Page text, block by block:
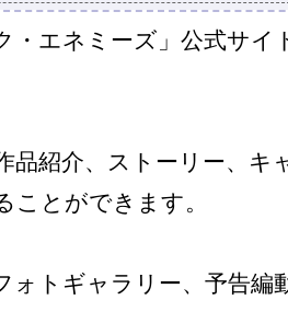
・エネミーズ」公式サイ
品紹介、ストーリー、キ
ことができます。
ォトギャラリー、予告編